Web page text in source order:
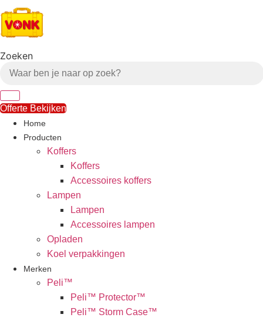
naar
de
Zoeken
Offerte Bekijken
Home
Producten
Koffers
Koffers
Accessoires koffers
Lampen
Lampen
Accessoires lampen
Opladen
Koel verpakkingen
Merken
Peli™
Peli™ Protector™
Peli™ Storm Case™